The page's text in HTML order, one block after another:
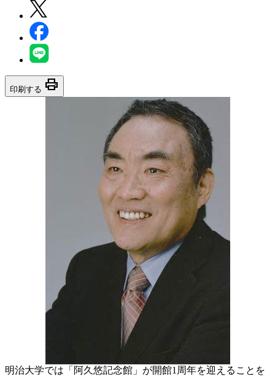
印刷する print
明治大学では「阿久悠記念館」が開館1周年を迎えることを